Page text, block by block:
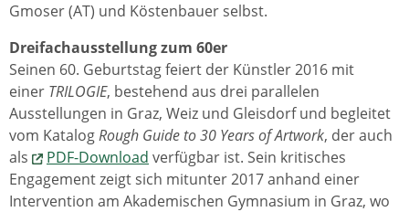
Gmoser (AT) und Köstenbauer selbst.
Dreifachausstellung zum 60er
Seinen 60. Geburtstag feiert der Künstler 2016 mit
einer TRILOGIE, bestehend aus drei parallelen
Ausstellungen in Graz, Weiz und Gleisdorf und begleitet
vom KatalogRough Guide to 30 Years of Artwork, der auch
als
PDF-Download verfügbar ist. Sein kritisches
Engagement zeigt sich mitunter 2017 anhand einer
Intervention am Akademischen Gymnasium in Graz, wo